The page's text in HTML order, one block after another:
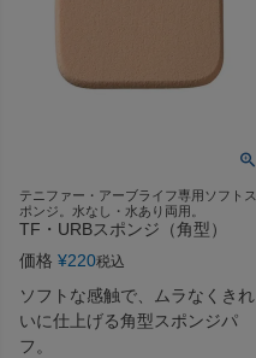
テニファー・アーブライフ専用ソフトス
ポンジ。水なし・水あり両用。
TF・URBスポンジ（角型）
価格 ¥220税込
ソフトな感触で、ムラなくきれ
いに仕上げる角型スポンジパ
フ。